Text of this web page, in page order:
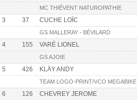
MC THIÉVENT NATUROPATHIE
3 37 CUCHE LOÏC
GS MALLERAY - BÉVILARD
4 155 VARÉ LIONEL
GS AJOIE
5 426 KLÄY ANDY
TEAM LOGO-PRINT/VCO MEGABIKE
6 126 CHEVREY JEROME